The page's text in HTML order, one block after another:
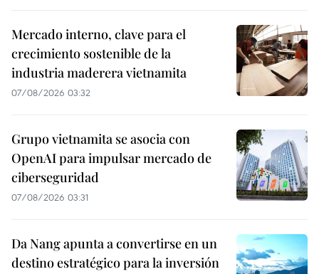
Mercado interno, clave para el
crecimiento sostenible de la
industria maderera vietnamita
07/08/2026 03:32
Grupo vietnamita se asocia con
OpenAI para impulsar mercado de
ciberseguridad
07/08/2026 03:31
Da Nang apunta a convertirse en un
destino estratégico para la inversión